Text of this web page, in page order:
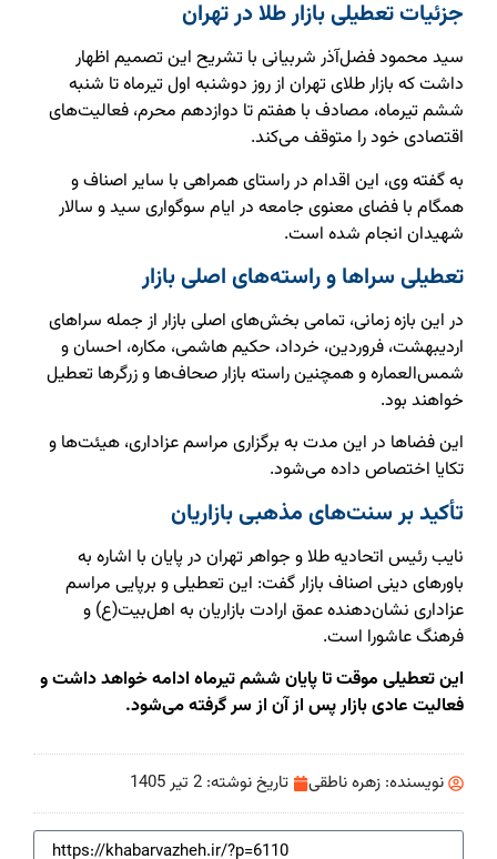
جزئیات تعطیلی بازار طلا در تهران
سید محمود فضل‌آذر شربیانی با تشریح این تصمیم اظهار
داشت که بازار طلای تهران از روز دوشنبه اول تیرماه تا شنبه
ششم تیرماه، مصادف با هفتم تا دوازدهم محرم، فعالیت‌های
اقتصادی خود را متوقف می‌کند.
به گفته وی، این اقدام در راستای همراهی با سایر اصناف و
همگام با فضای معنوی جامعه در ایام سوگواری سید و سالار
شهیدان انجام شده است.
تعطیلی سراها و راسته‌های اصلی بازار
در این بازه زمانی، تمامی بخش‌های اصلی بازار از جمله سراهای
اردیبهشت، فروردین، خرداد، حکیم هاشمی، مکاره، احسان و
شمس‌العماره و همچنین راسته بازار صحاف‌ها و زرگرها تعطیل
خواهند بود.
این فضاها در این مدت به برگزاری مراسم عزاداری، هیئت‌ها و
تکایا اختصاص داده می‌شود.
تأکید بر سنت‌های مذهبی بازاریان
نایب رئیس اتحادیه طلا و جواهر تهران در پایان با اشاره به
باورهای دینی اصناف بازار گفت: این تعطیلی و برپایی مراسم
عزاداری نشان‌دهنده عمق ارادت بازاریان به اهل‌بیت(ع) و
فرهنگ عاشورا است.
این تعطیلی موقت تا پایان ششم تیرماه ادامه خواهد داشت و
فعالیت عادی بازار پس از آن از سر گرفته می‌شود.
نویسنده: زهره ناطقی تاریخ نوشته: 2 تیر 1405